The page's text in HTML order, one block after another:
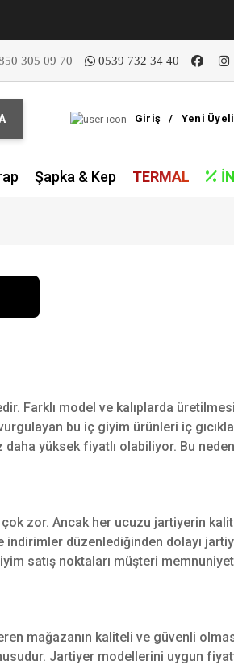
305 09 70 0539 732 34 40
Giriş / Yeni
Şapka & Kep TERMAL
Farklı model ve kalıplarda
bu iç giyim ürünleri iç
yüksek fiyatlı olabiliyor. Bu
zor. Ancak her ucuzu jartiyerin
indirimler düzenlediğinden dolayı
satış noktaları müşteri
mağazanın kaliteli ve güvenli
Jartiyer modellerini uygun